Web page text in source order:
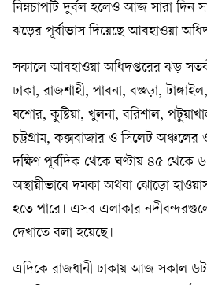
নিম্নচাপটি দুর্বল হলেও আজ সারা দিন
ঝড়ের পূর্বাভাস দিয়েছে আবহাওয়া
সকালে আবহাওয়া অধিদপ্তরের ঝড়
ঢাকা, রাজশাহী, পাবনা, বগুড়া,
যশোর, কুষ্টিয়া, খুলনা, বরিশাল,
চট্টগ্রাম, কক্সবাজার ও সিলেট অঞ্চলের
দক্ষিণ পূর্বদিক থেকে ঘণ্টায় ৪৫ থেকে
অস্থায়ীভাবে দমকা অথবা ঝোড়ো
হতে পারে। এসব এলাকার
দেখাতে বলা হয়েছে।
এদিকে রাজধানী ঢাকায় আজ সকাল ৬টা